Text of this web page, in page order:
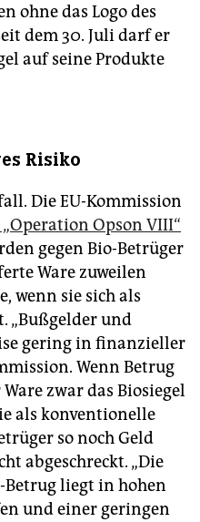
ohne das Logo des
dem 30. Juli darf er
auf seine Produkte
Risiko
Die EU-Kommission
Opson VIII“
gegen Bio-Betrüger
Ware zuweilen
wenn sie sich als
„Bußgelder und
gering in finanzieller
Wenn Betrug
zwar das Biosiegel
als konventionelle
so noch Geld
abgeschreckt. „Die
liegt in hohen
und einer geringen